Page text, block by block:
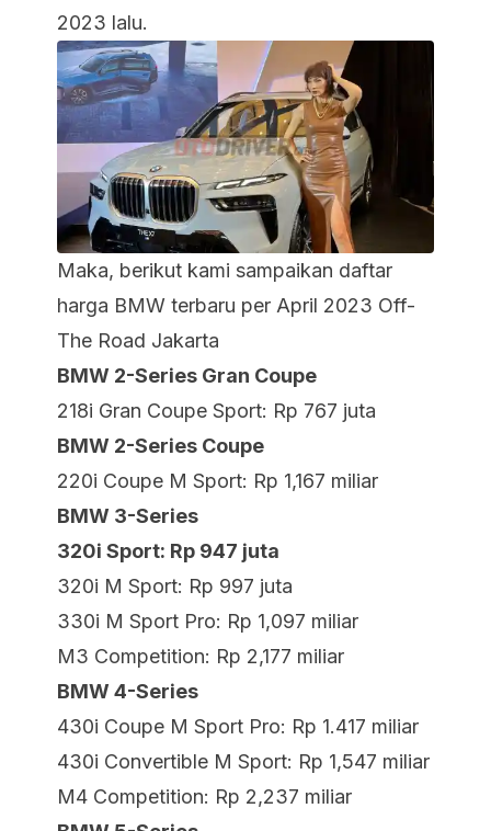
2023 lalu.
Maka, berikut kami sampaikan daftar
harga BMW terbaru per April 2023 Off-
The Road Jakarta
BMW 2-Series Gran Coupe
218i Gran Coupe Sport: Rp 767 juta
BMW 2-Series Coupe
220i Coupe M Sport: Rp 1,167 miliar
BMW 3-Series
320i Sport: Rp 947 juta
320i M Sport: Rp 997 juta
330i M Sport Pro: Rp 1,097 miliar
M3 Competition: Rp 2,177 miliar
BMW 4-Series
430i Coupe M Sport Pro: Rp 1.417 miliar
430i Convertible M Sport: Rp 1,547 miliar
M4 Competition: Rp 2,237 miliar